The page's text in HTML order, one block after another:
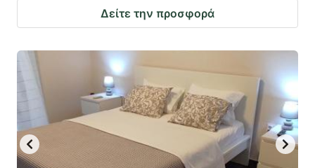
Δείτε την προσφορά